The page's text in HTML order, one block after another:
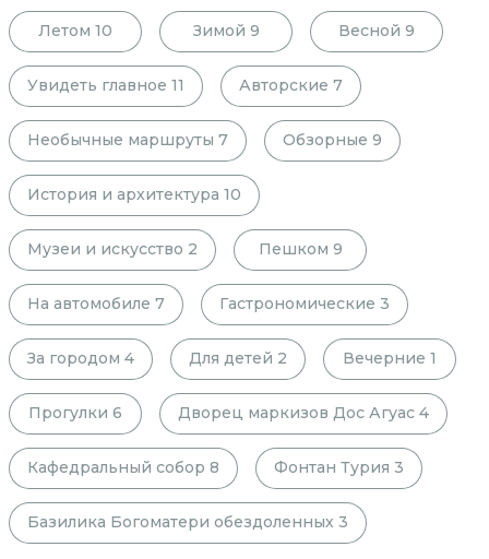
Летом 10 Зимой 9 Весной 9
Увидеть главное 11 Авторские 7
Необычные маршруты 7 Обзорные 9
История и архитектура 10
Музеи и искусство 2 Пешком 9
На автомобиле 7 Гастрономические 3
За городом 4 Для детей 2 Вечерние 1
Прогулки 6 Дворец маркизов Дос Агуас 4
Кафедральный собор 8 Фонтан Турия 3
Базилика Богоматери обездоленных 3